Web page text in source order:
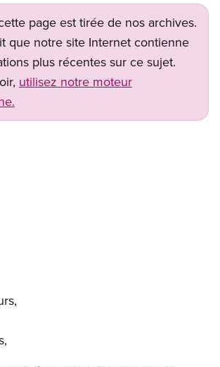
page est tirée de nos archives.
que notre site Internet contienne
plus récentes sur ce sujet.
utilisez notre moteur